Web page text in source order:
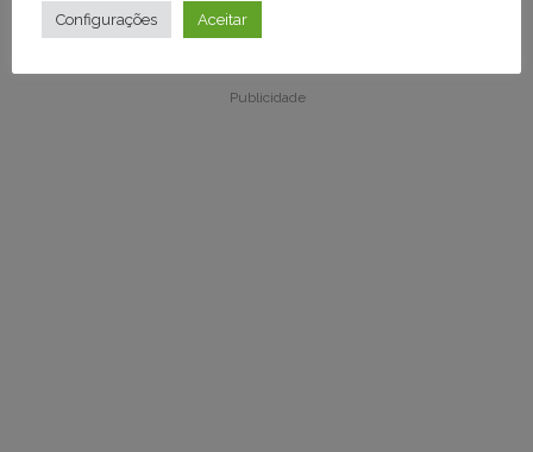
Publicidade
Publicidade
Configurações Aceitar